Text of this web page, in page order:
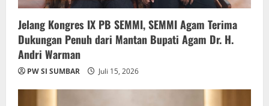
Jelang Kongres IX PB SEMMI, SEMMI Agam Terima
Dukungan Penuh dari Mantan Bupati Agam Dr. H.
Andri Warman
PW SI SUMBAR Juli 15, 2026